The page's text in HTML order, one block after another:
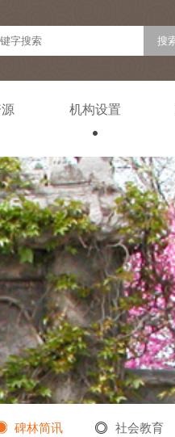
机构设置
碑林简讯 社会教育